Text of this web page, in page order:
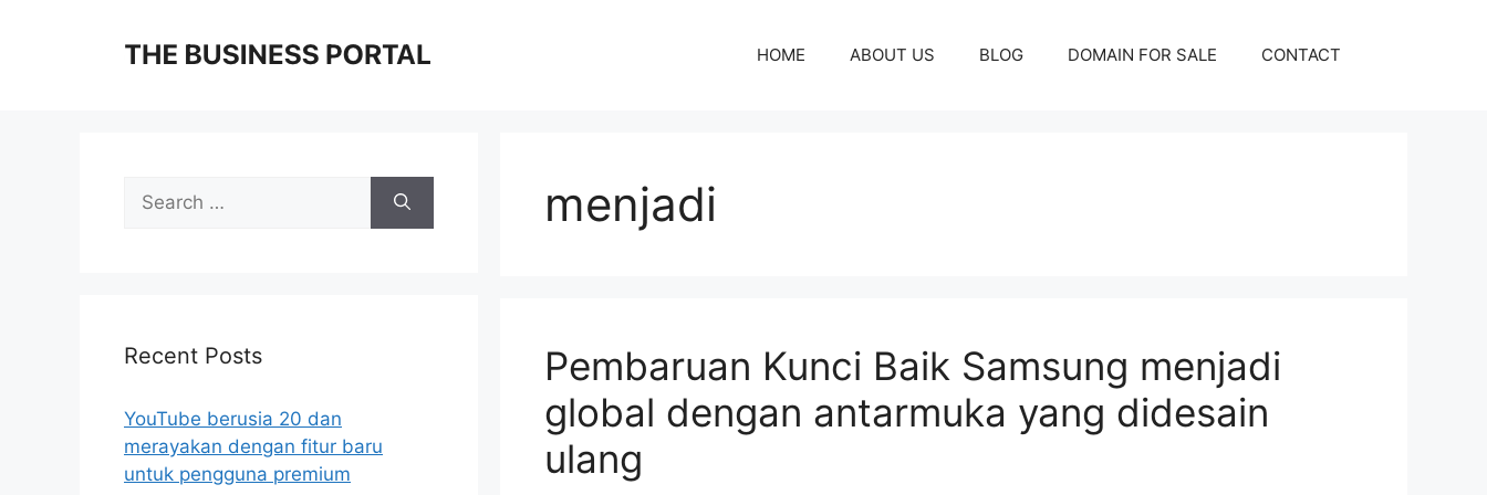
HOME ABOUT US BLOG DOMAIN FOR SALE CONTACT
menjadi
Pembaruan Kunci Baik Samsung menjadi
global dengan antarmuka yang didesain
ulang
Search
for:
Recent Posts
YouTube berusia 20 dan
merayakan dengan fitur baru
untuk pengguna premium